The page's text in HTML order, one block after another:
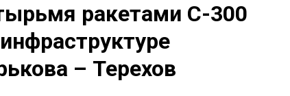
ракетами С-300
– Терехов